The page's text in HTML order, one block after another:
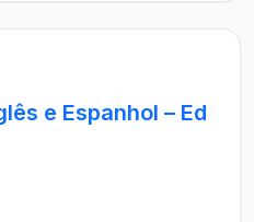
e Espanhol – Ed